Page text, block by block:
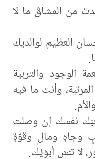
من المشاقّ ما لا
العظيم لوالديك
الوجود والتربية
وأنت ما فيه
نفسك إن وصلت
وجاهٍ ومالٍ وقوّةٍ
لا تنسَ أبوَيْك.